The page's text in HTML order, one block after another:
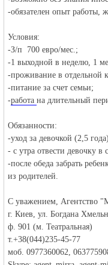
Германии -
MEINLAND.
-обязателен опыт работы,
Условия:
-З/п 700 евро/мес.;
-1 выходной в неделю, 1
-проживание в отдельной
-питание за счет семьи;
-работана длительный
Обязанности:
-уход за девочкой (2,5
- с утра отвести девочку
-после обеда забрать
из родителей.
С уважением, Агентство
г. Киев, ул. Богдана
ф. 901 (м. Театральная)
т.+38(044)235-45-77
моб. 0977360062,